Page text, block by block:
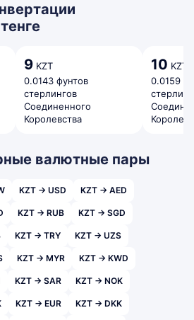
9 KZT
0.0143 фунтов
стерлингов
Соединенного
Королевства
10 KZT
0.0159
валютные пары
KZT → USD KZT → AED
KZT → RUB KZT → SGD
KZT → TRY KZT → UZS
KZT → MYR KZT → KWD
KZT → SAR KZT → NOK
KZT → EUR KZT → DKK